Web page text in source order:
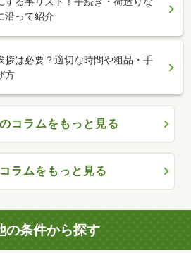
沿って紹介
拶は必要？適切な時間や粗品・手
方
コラムをもっと見る
ラムをもっと見る
の条件から探す